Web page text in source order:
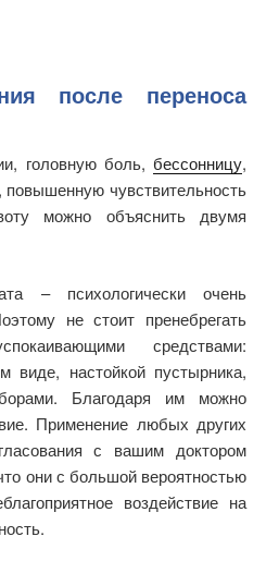
после переноса
головную боль, бессонницу,
чувствительность
можно объяснить двумя
– психологически очень
не стоит пренебрегать
средствами:
виде, настойкой пустырника,
Благодаря им можно
Применение любых других
с вашим доктором
они с большой вероятностью
воздействие на